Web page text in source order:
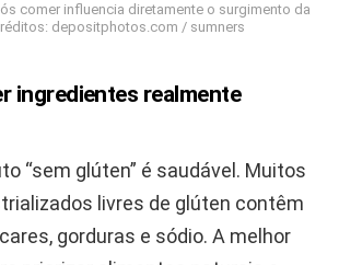
comer influencia diretamente o surgimento da
depositphotos.com / sumners
ingredientes realmente
“sem glúten” é saudável. Muitos
livres de glúten contêm
gorduras e sódio. A melhor